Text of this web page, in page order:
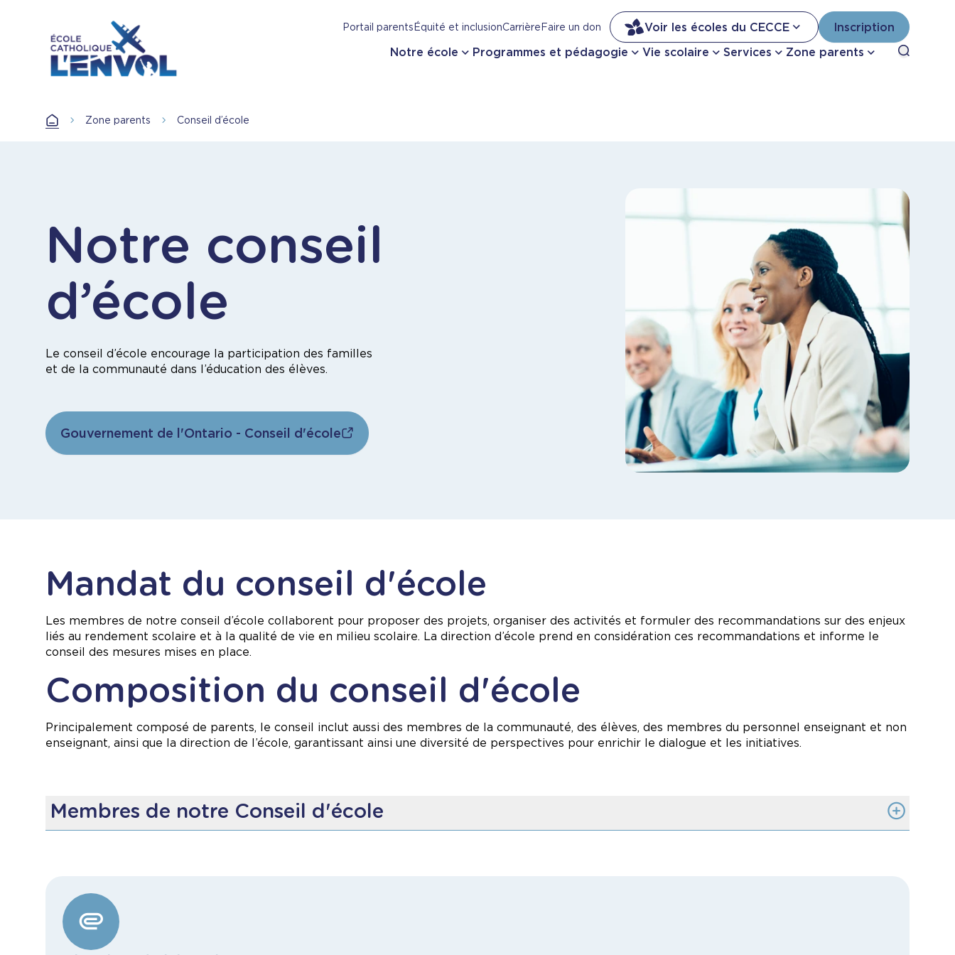
Portail parentsÉquité et inclusionCarrièreFaire un don Voir les écoles du CECCE Inscription
Notre école Programmes et pédagogie Vie scolaire Services Zone parents Open
AccueilZone parents Conseil d’école
Notre conseil
d’école
Le conseil d’école encourage la participation des familles
et de la communauté dans l’éducation des élèves.
Gouvernement de l'Ontario - Conseil d'école
Mandat du conseil d'école
Les membres de notre conseil d’école collaborent pour proposer des projets, organiser des activités et formuler des recommandations sur des enjeux
liés au rendement scolaire et à la qualité de vie en milieu scolaire. La direction d’école prend en considération ces recommandations et informe le
conseil des mesures mises en place.
Composition du conseil d'école
Principalement composé de parents, le conseil inclut aussi des membres de la communauté, des élèves, des membres du personnel enseignant et non
enseignant, ainsi que la direction de l’école, garantissant ainsi une diversité de perspectives pour enrichir le dialogue et les initiatives.
Membres de notre Conseil d'école
Jean-Serge Bordeleau, trésorier
Tammy Laurin, membre
Hellen Marin, membre
Michelle Sheil, membre